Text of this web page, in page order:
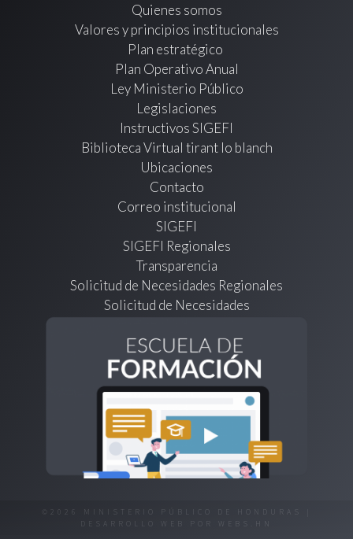
Quienes somos
Valores y principios institucionales
Plan estratégico
Plan Operativo Anual
Ley Ministerio Público
Legislaciones
Instructivos SIGEFI
Biblioteca Virtual tirant lo blanch
Ubicaciones
Contacto
Correo institucional
SIGEFI
SIGEFI Regionales
Transparencia
Solicitud de Necesidades Regionales
Solicitud de Necesidades
©2026 MINISTERIO PÚBLICO DE HONDURAS |
DESARROLLO WEB POR
WEBS.HN